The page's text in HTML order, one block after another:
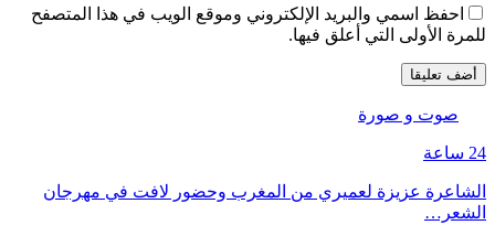
احفظ اسمي والبريد الإلكتروني وموقع الويب في هذا المتصفح
للمرة الأولى التي أعلق فيها.
صوت و صورة
24 ساعة
الشاعرة عزيزة لعميري من المغرب وحضور لافت في مهرجان
الشعر…